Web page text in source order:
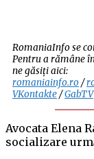
RomaniaInfo se
Pentru a rămâne
ne găsiți aici:
romaniainfo.ro/
VKontakte/GabTV
Avocata Elena
socializare